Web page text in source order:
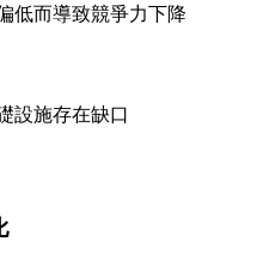
低而導致競爭力下降
設施存在缺口